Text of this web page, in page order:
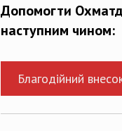
Допомогти
наступним чином:
Благодійний